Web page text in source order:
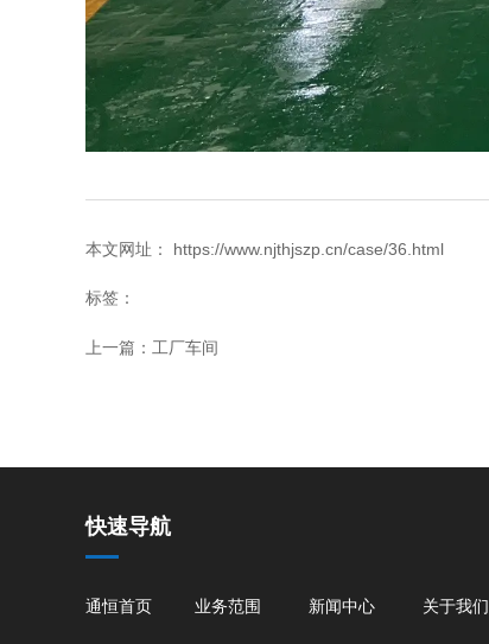
本文网址： https://www.njthjszp.cn/case/36.html
标签：
上一篇： 工厂车间
快速导航
通恒首页 业务范围 新闻中心 关于我们